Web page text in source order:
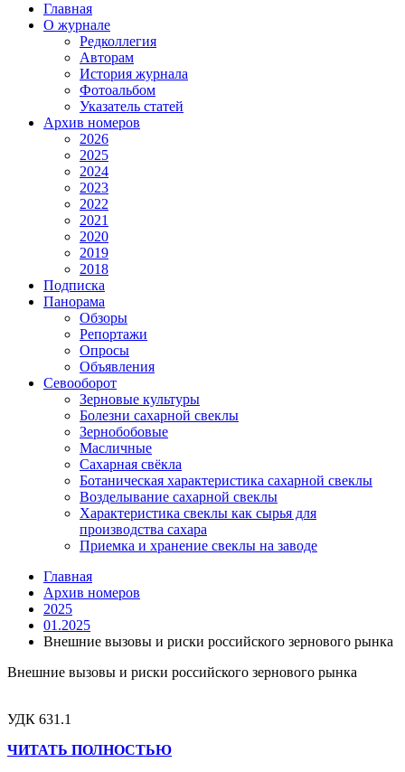
Главная
О журнале
Редколлегия
Авторам
История журнала
Фотоальбом
Указатель статей
Архив номеров
2026
2025
2024
2023
2022
2021
2020
2019
2018
Подписка
Панорама
Обзоры
Репортажи
Опросы
Объявления
Севооборот
Зерновые культуры
Болезни сахарной свеклы
Зернобобовые
Масличные
Сахарная свёкла
Ботаническая характеристика сахарной свеклы
Возделывание сахарной свеклы
Характеристика свеклы как сырья для
производства сахара
Приемка и хранение свеклы на заводе
Главная
Архив номеров
2025
01.2025
Внешние вызовы и риски российского зернового рынка
Внешние вызовы и риски российского зернового рынка
УДК 631.1
ЧИТАТЬ ПОЛНОСТЬЮ